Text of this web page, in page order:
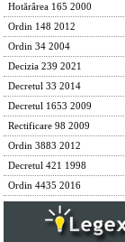
Hotărârea 165 2000
Ordin 148 2012
Ordin 34 2004
Decizia 239 2021
Decretul 33 2014
Decretul 1653 2009
Rectificare 98 2009
Ordin 3883 2012
Decretul 421 1998
Ordin 4435 2016